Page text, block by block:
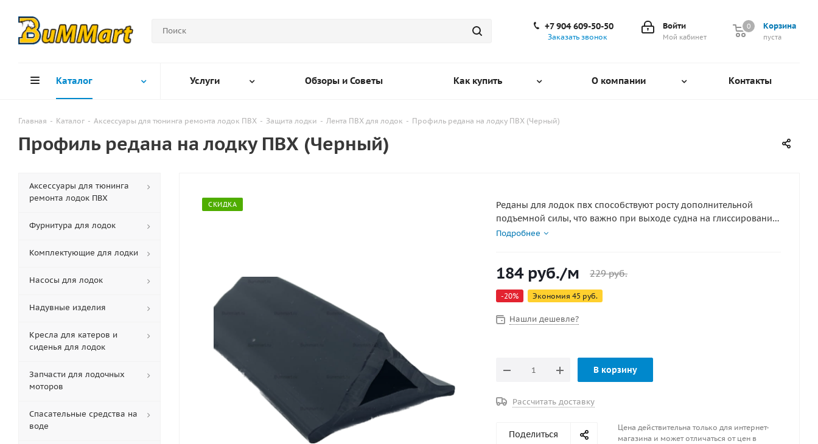
Корзина
0
пуста
0
Войти
Мой кабинет
+7 904 609-50-50
Заказать звонок
Каталог Услуги Обзоры и Советы Как купить О компании Контакты
Главная - Каталог - Аксессуары для тюнинга ремонта лодок ПВХ - Защита лодки - Лента ПВХ для лодок - Профиль редана на лодку ПВХ (Черный)
Профиль редана на лодку ПВХ (Черный)
СКИДКА
Реданы для лодок пвх способствуют росту дополнительной
подъемной силы, что важно при выходе судна на глиссирование
и при прохождении поворотов и, существенно снижают
Подробнее
184руб./м 229руб.
-20% Экономия 45 руб.
Нашли дешевле?
В корзину
Рассчитать доставку
Поделиться
Цена действительна только для интернет-
магазина и может отличаться от цен в
Аксессуары для тюнинга
ремонта лодок ПВХ
Фурнитура для лодок
Комплектующие для лодки
Насосы для лодок
Надувные изделия
Кресла для катеров и
сиденья для лодок
Запчасти для лодочных
моторов
Спасательные средства на
воде